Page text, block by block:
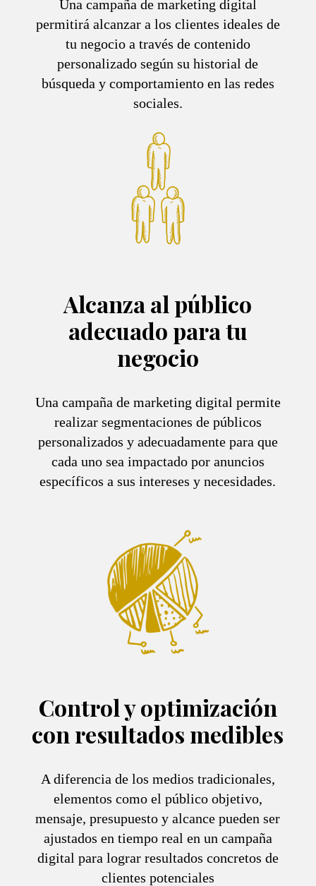
Una campaña de marketing digital
permitirá alcanzar a los clientes ideales de
tu negocio a través de contenido
personalizado según su historial de
búsqueda y comportamiento en las redes
sociales.
Alcanza al público
adecuado para tu
negocio
Una campaña de marketing digital permite
realizar segmentaciones de públicos
personalizados y adecuadamente para que
cada uno sea impactado por anuncios
específicos a sus intereses y necesidades.
Control y optimización
con resultados medibles
A diferencia de los medios tradicionales,
elementos como el público objetivo,
mensaje, presupuesto y alcance pueden ser
ajustados en tiempo real en un campaña
digital para lograr resultados concretos de
clientes potenciales